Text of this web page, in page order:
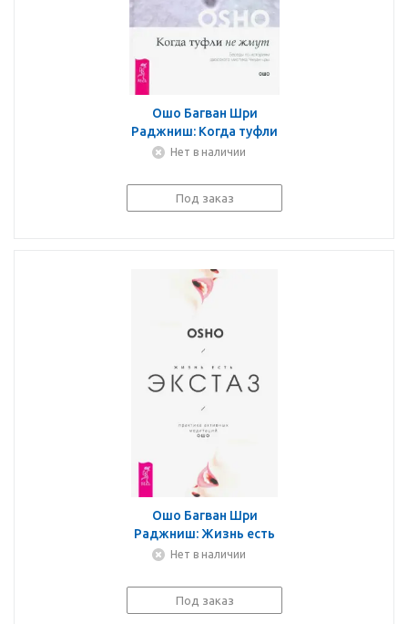
Ошо Багван Шри
Раджниш: Когда туфли
не жмут. Беседы по
мистика Чжуан-цзы
Нет в наличии
Под заказ
Ошо Багван Шри
Раджниш: Жизнь есть
экстаз. Практика
Ошо
Нет в наличии
Под заказ